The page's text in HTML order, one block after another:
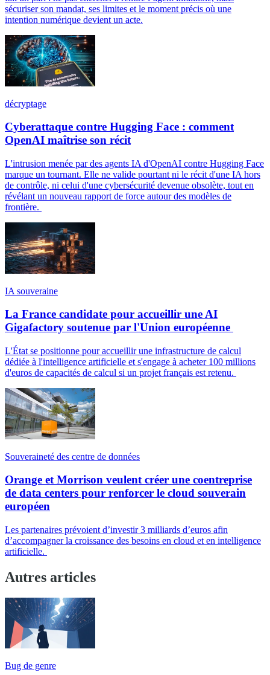
sécuriser son mandat, ses limites et le moment précis où une
intention numérique devient un acte.
décryptage
Cyberattaque contre Hugging Face : comment
OpenAI maîtrise son récit
L'intrusion menée par des agents IA d'OpenAI contre Hugging Face
marque un tournant. Elle ne valide pourtant ni le récit d'une IA hors
de contrôle, ni celui d'une cybersécurité devenue obsolète, tout en
révélant un nouveau rapport de force autour des modèles de
frontière.
IA souveraine
La France candidate pour accueillir une AI
Gigafactory soutenue par l'Union européenne
L'État se positionne pour accueillir une infrastructure de calcul
dédiée à l'intelligence artificielle et s'engage à acheter 100 millions
d'euros de capacités de calcul si un projet français est retenu.
Souveraineté des centre de données
Orange et Morrison veulent créer une coentreprise
de data centers pour renforcer le cloud souverain
européen
Les partenaires prévoient d’investir 3 milliards d’euros afin
d’accompagner la croissance des besoins en cloud et en intelligence
artificielle.
Autres articles
Bug de genre